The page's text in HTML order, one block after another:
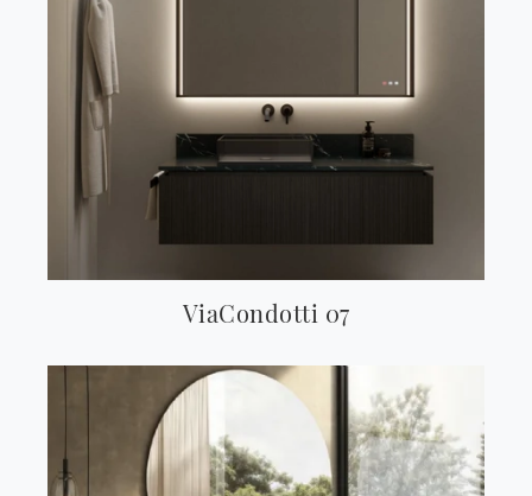
ViaCondotti 07